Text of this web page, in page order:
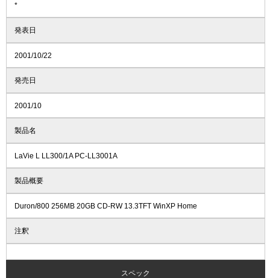
*
発表日
2001/10/22
発売日
2001/10
製品名
LaVie L LL300/1A PC-LL3001A
製品概要
Duron/800 256MB 20GB CD-RW 13.3TFT WinXP Home
注釈
スペック